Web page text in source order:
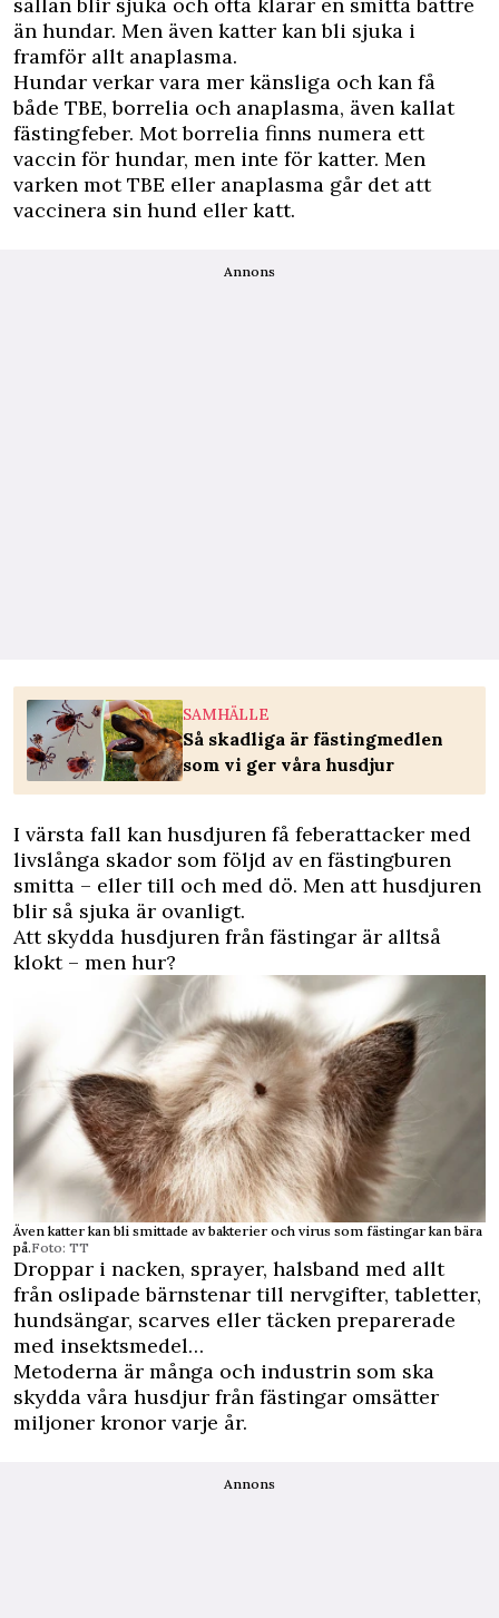
än hundar. Men även katter kan bli sjuka i
framför allt anaplasma.
Hundar verkar vara mer känsliga och kan få
både TBE, borrelia och anaplasma, även kallat
fästingfeber. Mot borrelia finns numera ett
vaccin för hundar, men inte för katter. Men
varken mot TBE eller anaplasma går det att
vaccinera sin hund eller katt.
Annons
SAMHÄLLE
Så skadliga är fästingmedlen
som vi ger våra husdjur
I värsta fall kan husdjuren få feberattacker med
livslånga skador som följd av en fästingburen
smitta – eller till och med dö. Men att husdjuren
blir så sjuka är ovanligt.
Att skydda husdjuren från fästingar är alltså
klokt – men hur?
Även katter kan bli smittade av bakterier och virus som fästingar kan bära
på.Foto: TT
Droppar i nacken, sprayer, halsband med allt
från oslipade bärnstenar till nervgifter, tabletter,
hundsängar, scarves eller täcken preparerade
med insektsmedel…
Metoderna är många och industrin som ska
skydda våra husdjur från fästingar omsätter
miljoner kronor varje år.
Annons